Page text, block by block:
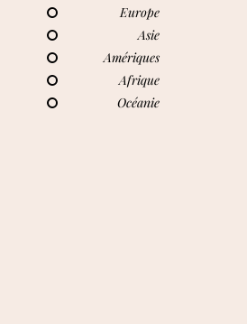
Europe
Asie
Amériques
Afrique
Océanie